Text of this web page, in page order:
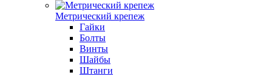
Метрический крепеж
Гайки
Болты
Винты
Шайбы
Штанги